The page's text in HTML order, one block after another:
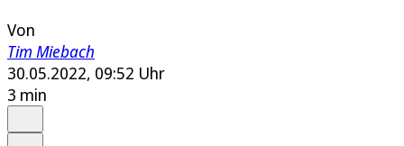
Von
Tim Miebach
30.05.2022, 09:52 Uhr
3 min